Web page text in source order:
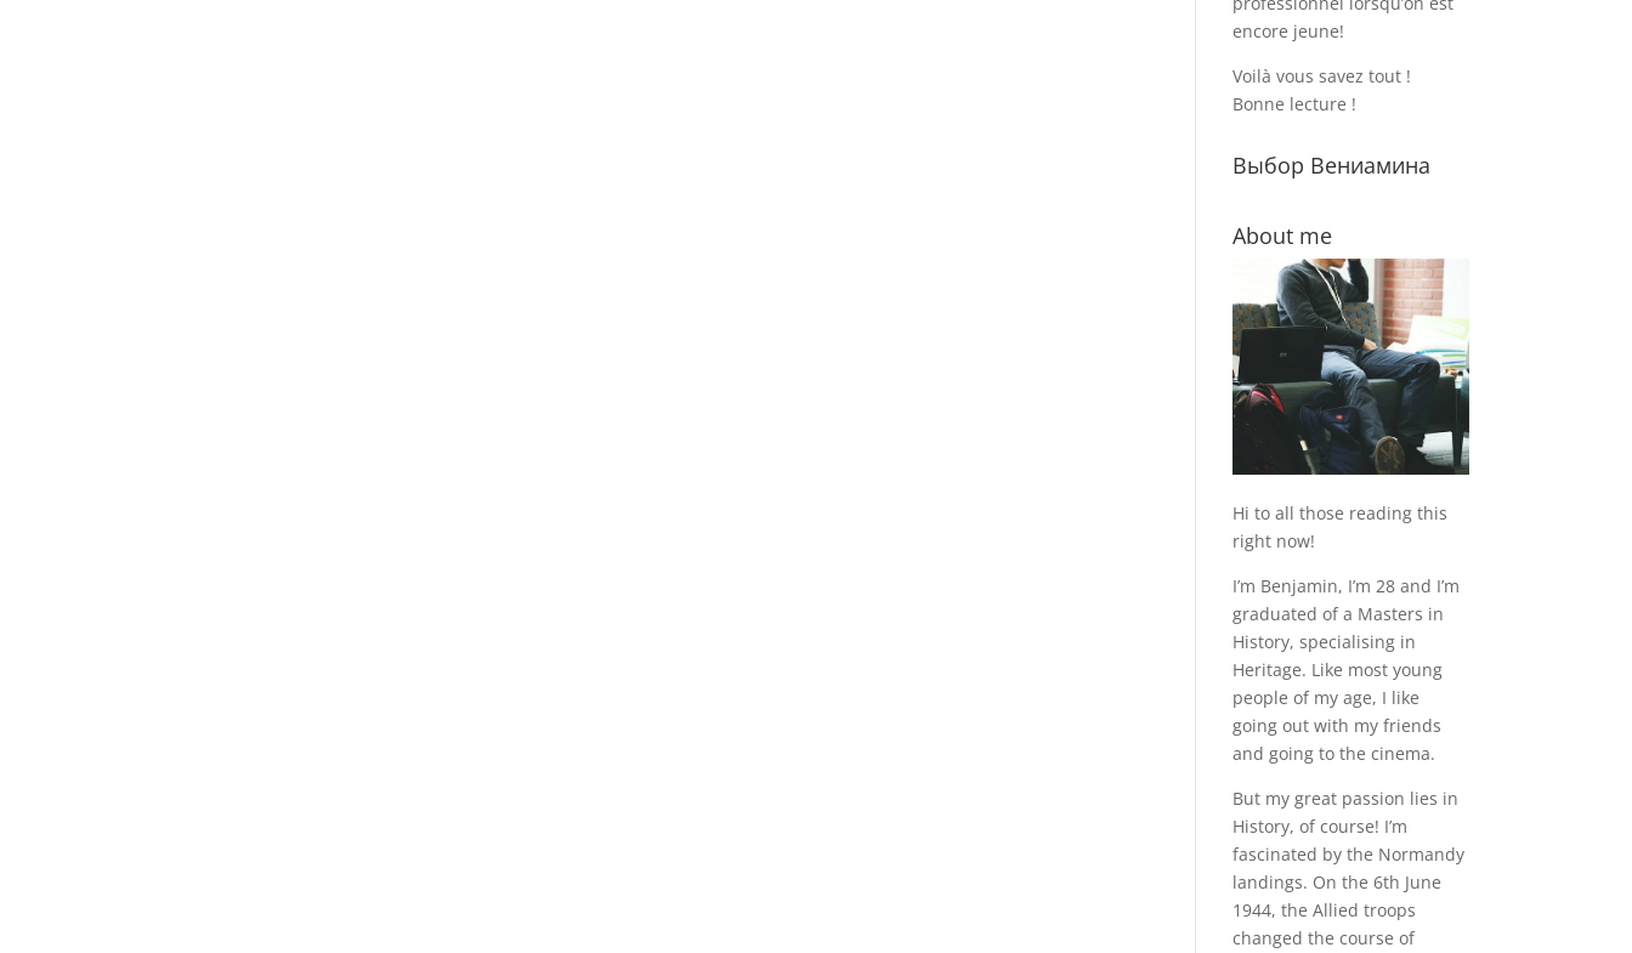
encore jeune!
Voilà vous savez tout !
Bonne lecture !
Выбор Вениамина
About me
Hi to all those reading this
right now!
I’m Benjamin, I’m 28 and I’m
graduated of a Masters in
History, specialising in
Heritage. Like most young
people of my age, I like
going out with my friends
and going to the cinema.
But my great passion lies in
History, of course! I’m
fascinated by the Normandy
landings. On the 6th June
1944, the Allied troops
changed the course of